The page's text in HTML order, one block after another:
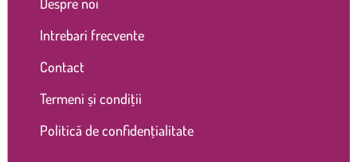
Intrebari frecvente
Contact
Termeni și condiții
Politică de confidențialitate